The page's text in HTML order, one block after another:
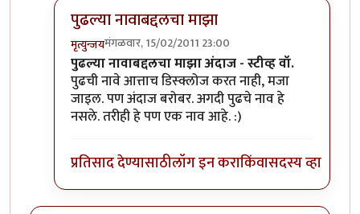
पुढल्या नावाबद्दलचा माझा
मृत्युन्जयमंगळवार, 15/02/2011 23:00
In reply toअंगी कर्तृत्व असेल तरbyमेघवेडा
पुढल्या नावाबद्दलचा माझा अंदाज - स्टीव्ह वॉ.
पुढची नावे आत्ताच डिस्क्लोज करत नाही, मजा
जाइल. पण अंदाज बरोबर. अगदी पुढचे नाव हे
नसले. तरीही हे पण एक नाव आहे. :)
प्रतिसाद देण्यासाठीलॉग इन कराकिंवासदस्य व्हा